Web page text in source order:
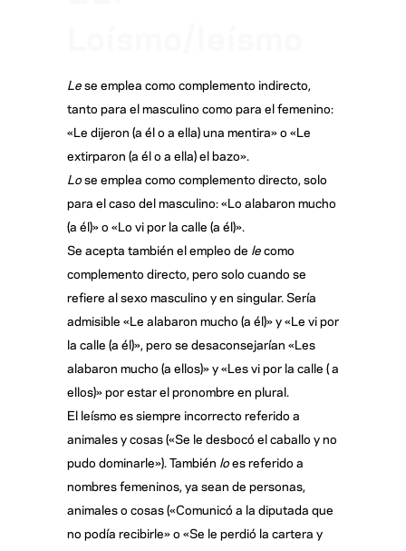
Lese emplea como complemento indirecto,
tanto para el masculino como para el femenino:
«Le dijeron (a él o a ella) una mentira» o «Le
extirparon (a él o a ella) el bazo».
Lose emplea como complemento directo, solo
para el caso del masculino: «Lo alabaron mucho
(a él)» o «Lo vi por la calle (a él)».
Se acepta también el empleo de lecomo
complemento directo, pero solo cuando se
refiere al sexo masculino y en singular. Sería
admisible «Le alabaron mucho (a él)» y «Le vi por
la calle (a él)», pero se desaconsejarían «Les
alabaron mucho (a ellos)» y «Les vi por la calle ( a
ellos)» por estar el pronombre en plural.
El leísmo es siempre incorrecto referido a
animales y cosas («Se le desbocó el caballo y no
pudo dominarle»). También loes referido a
nombres femeninos, ya sean de personas,
animales o cosas («Comunicó a la diputada que
no podía recibirle» o «Se le perdió la cartera y